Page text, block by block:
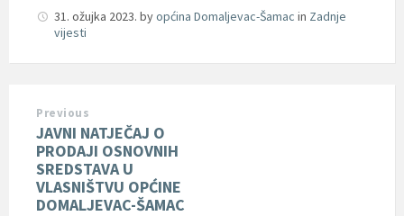
31. ožujka 2023. byopćina Domaljevac-Šamac in Zadnje
vijesti
Previous
JAVNI NATJEČAJ O
PRODAJI OSNOVNIH
SREDSTAVA U
VLASNIŠTVU OPĆINE
DOMALJEVAC-ŠAMAC